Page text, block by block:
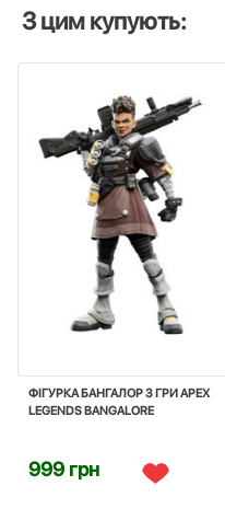
З цим купують:
ФІГУРКА БАНГАЛОР З ГРИ APEX
LEGENDS BANGALORE
999 грн